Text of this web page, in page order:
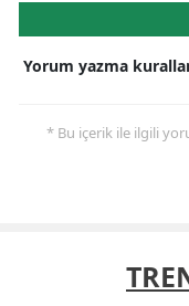
Yorum yazma
* Bu içerik ile ilgili